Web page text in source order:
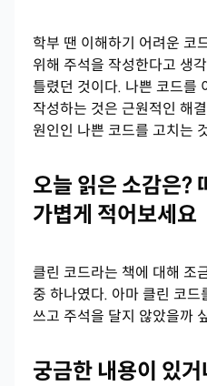
학부 땐 이해하기 어려운 코
위해 주석을 작성한다고 생
틀렸던 것이다. 나쁜 코드를
작성하는 것은 근원적인 해
원인인 나쁜 코드를 고치는
오늘 읽은 소감은?
가볍게 적어보세요
클린 코드라는 책에 대해 조
중 하나였다. 아마 클린 코드
쓰고 주석을 달지 않았을까
궁금한 내용이 있거